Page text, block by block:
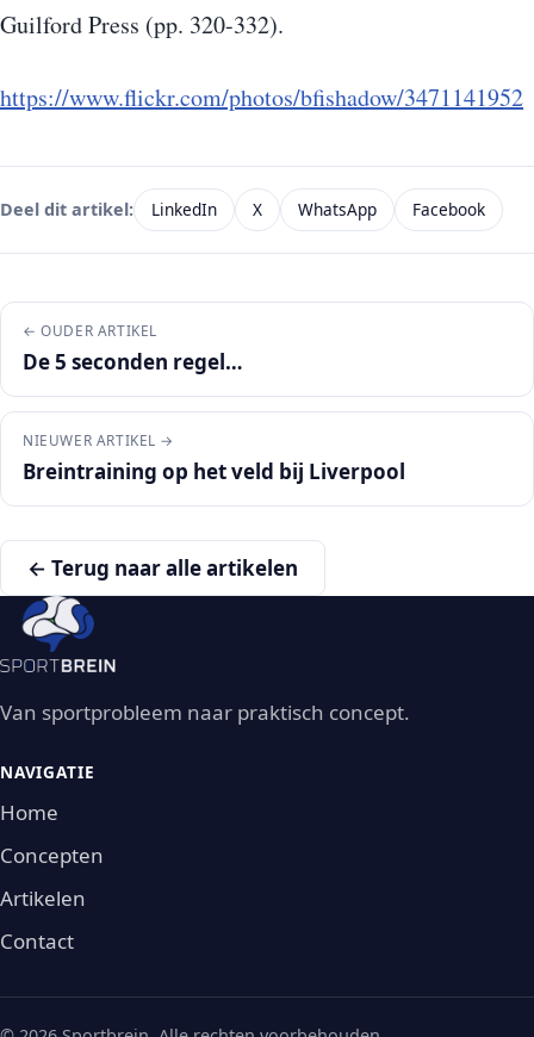
Guilford Press (pp. 320-332).
https://www.flickr.com/photos/bfishadow/3471141952
Deel dit artikel: LinkedIn X WhatsApp Facebook
← OUDER ARTIKEL
De 5 seconden regel…
NIEUWER ARTIKEL →
Breintraining op het veld bij Liverpool
← Terug naar alle artikelen
Van sportprobleem naar praktisch concept.
NAVIGATIE
Home
Concepten
Artikelen
Contact